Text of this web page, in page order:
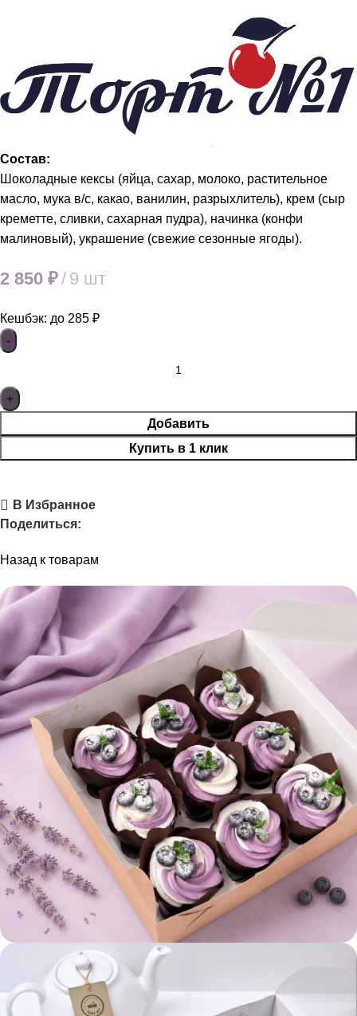
Состав:
Шоколадные кексы (яйца, сахар, молоко, растительное
масло, мука в/с, какао, ванилин, разрыхлитель), крем (сыр
креметте, сливки, сахарная пудра), начинка (конфи
малиновый), украшение (свежие сезонные ягоды).
2 850 ₽ 9 шт
Кешбэк: до 285 ₽
Добавить
Купить в 1 клик
В Избранное
Поделиться:
Назад к товарам